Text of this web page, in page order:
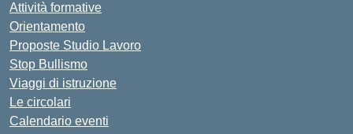
Attività formative
Orientamento
Proposte Studio Lavoro
Stop Bullismo
Viaggi di istruzione
Le circolari
Calendario eventi